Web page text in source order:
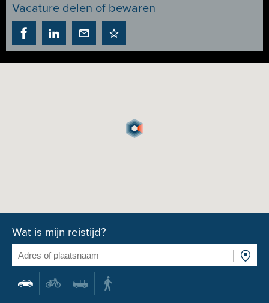
Vacature delen of bewaren
Wat is mijn reistijd?